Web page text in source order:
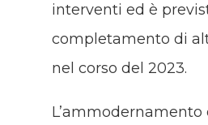
interventi ed è
completamento di
nel corso del 2023.